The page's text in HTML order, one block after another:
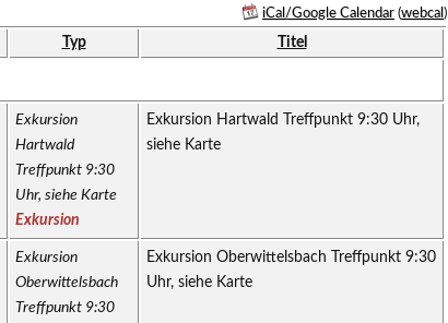
iCal/Google Calendar(webcal)
Typ Titel
Exkursion
Hartwald
Treffpunkt 9:30
Uhr, siehe Karte
Exkursion
Exkursion Hartwald Treffpunkt 9:30 Uhr,
siehe Karte
Exkursion
Oberwittelsbach
Treffpunkt 9:30
Exkursion Oberwittelsbach Treffpunkt 9:30
Uhr, siehe Karte